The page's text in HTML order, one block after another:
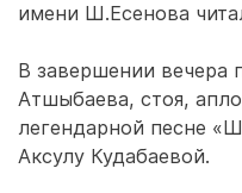
имени Ш.Есенова
В завершении вечера
Атшыбаева, стоя,
легендарной песне
Аксулу Кудабаевой.